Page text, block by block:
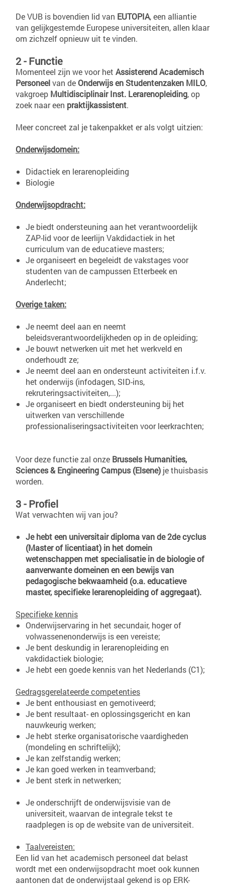
De VUB is bovendien lid van EUTOPIA, een alliantie
van gelijkgestemde Europese universiteiten, allen klaar
om zichzelf opnieuw uit te vinden.
2 - Functie
Momenteel zijn we voor het Assisterend Academisch
Personeelvan de Onderwijs en Studentenzaken MILO,
vakgroep Multidisciplinair Inst. Lerarenopleiding, op
zoek naar een praktijkassistent.
Meer concreet zal je takenpakket er als volgt uitzien:
Onderwijsdomein:
Didactiek en lerarenopleiding
Biologie
Onderwijsopdracht:
Je biedt ondersteuning aan het verantwoordelijk
ZAP-lid voor de leerlijn Vakdidactiek in het
curriculum van de educatieve masters;
Je organiseert en begeleidt de vakstages voor
studenten van de campussen Etterbeek en
Anderlecht;
Overige taken:
Je neemt deel aan en neemt
beleidsverantwoordelijkheden op in de opleiding;
Je bouwt netwerken uit met het werkveld en
onderhoudt ze;
Je neemt deel aan en ondersteunt activiteiten i.f.v.
het onderwijs (infodagen, SID-ins,
rekruteringsactiviteiten,...);
Je organiseert en biedt ondersteuning bij het
uitwerken van verschillende
professionaliseringsactiviteiten voor leerkrachten;
Voor deze functie zal onze Brussels Humanities,
Sciences & Engineering Campus (Elsene) je thuisbasis
worden.
3 - Profiel
Wat verwachten wij van jou?
Je hebt een universitair diploma van de 2de cyclus
(Master of licentiaat) in het domein
wetenschappen met specialisatie in de biologie of
aanverwante domeinen en een bewijs van
pedagogische bekwaamheid (o.a. educatieve
master, specifieke lerarenopleiding of aggregaat).
Specifieke kennis
Onderwijservaring in het secundair, hoger of
volwassenenonderwijs is een vereiste;
Je bent deskundig in lerarenopleiding en
vakdidactiek biologie;
Je hebt een goede kennis van het Nederlands (C1);
Gedragsgerelateerde competenties
Je bent enthousiast en gemotiveerd;
Je bent resultaat- en oplossingsgericht en kan
nauwkeurig werken;
Je hebt sterke organisatorische vaardigheden
(mondeling en schriftelijk);
Je kan zelfstandig werken;
Je kan goed werken in teamverband;
Je bent sterk in netwerken;
Je onderschrijft de onderwijsvisie van de
universiteit, waarvan de integrale tekst te
raadplegen is op de website van de universiteit.
Taalvereisten:
Een lid van het academisch personeel dat belast
wordt met een onderwijsopdracht moet ook kunnen
aantonen dat de onderwijstaal gekend is op ERK-